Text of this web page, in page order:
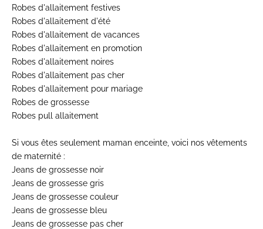
Robes d'allaitement festives
Robes d'allaitement d'été
Robes d'allaitement de vacances
Robes d'allaitement en promotion
Robes d'allaitement noires
Robes d'allaitement pas cher
Robes d'allaitement pour mariage
Robes de grossesse
Robes pull allaitement
Si vous êtes seulement maman enceinte, voici nos vêtements
de maternité :
Jeans de grossesse noir
Jeans de grossesse gris
Jeans de grossesse couleur
Jeans de grossesse bleu
Jeans de grossesse pas cher